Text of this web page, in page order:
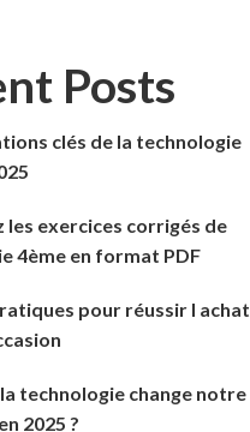
Posts
clés de la technologie
les exercices corrigés de
4ème en format PDF
pour réussir l achat
technologie change notre
2025 ?